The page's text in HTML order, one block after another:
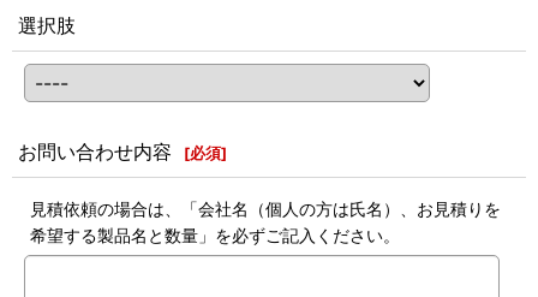
選択肢
お問い合わせ内容 [必須]
見積依頼の場合は、「会社名（個人の方は氏名）、お見積りを
希望する製品名と数量」を必ずご記入ください。